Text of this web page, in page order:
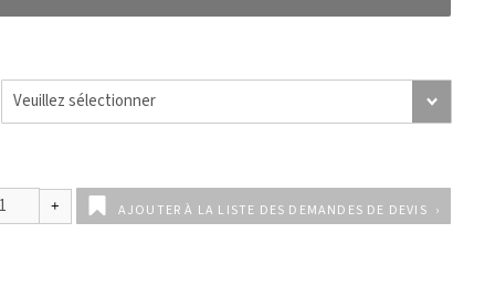
AJOUTER À LA LISTE DES DEMANDES DE DEVIS